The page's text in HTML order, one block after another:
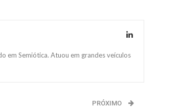
em Semiótica. Atuou em grandes veículos
PRÓXIMO